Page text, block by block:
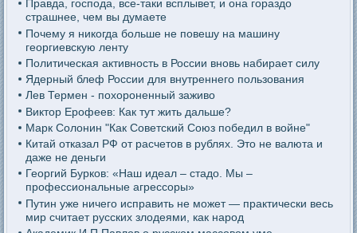
Правда, господа, все-таки всплывет, и она гораздо
страшнее, чем вы думаете
Почему я никогда больше не повешу на машину
георгиевскую ленту
Политическая активность в России вновь набирает силу
Ядерный блеф России для внутреннего пользования
Лев Термен - похороненный заживо
Виктор Ерофеев: Как тут жить дальше?
Марк Солонин "Как Советский Союз победил в войне"
Китай отказал РФ от расчетов в рублях. Это не валюта и
даже не деньги
Георгий Бурков: «Наш идеал – стадо. Мы –
профессиональные агрессоры»
Путин уже ничего исправить не может — практически весь
мир считает русских злодеями, как народ